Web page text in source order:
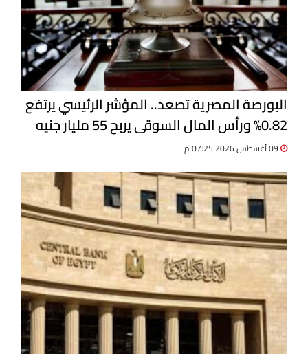
البورصة المصرية تصعد.. المؤشر الرئيسي يرتفع
0.82% ورأس المال السوقي يربح 55 مليار جنيه